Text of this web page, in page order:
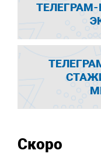
Скоро